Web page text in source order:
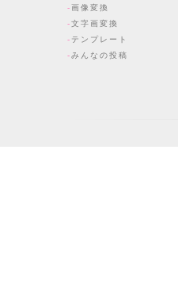
画像変換
文字画変換
テンプレート
みんなの投稿